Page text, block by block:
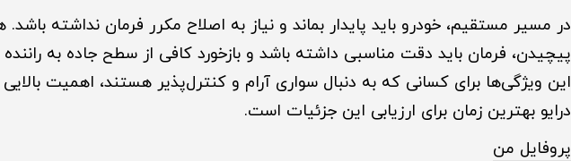
در مسیر مستقیم، خودرو باید پایدار بماند و نیاز به اصلاح مکرر فرمان نداشته باشد.
پیچیدن، فرمان باید دقت مناسبی داشته باشد و بازخورد کافی از سطح جاده به
این ویژگی‌ها برای کسانی که به دنبال سواری آرام و کنترل‌پذیر هستند، اهمیت
درایو بهترین زمان برای ارزیابی این جزئیات است.
پروفایل من